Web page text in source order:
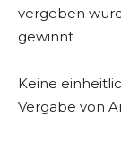
vergeben
gewinnt
Keine
Vergabe von